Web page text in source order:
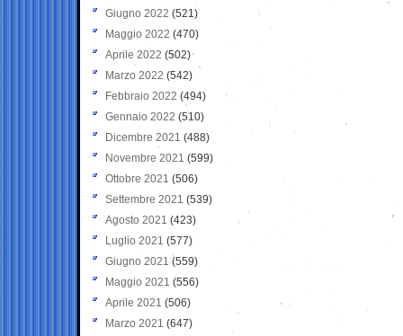
Giugno 2022 (521)
Maggio 2022 (470)
Aprile 2022 (502)
Marzo 2022 (542)
Febbraio 2022 (494)
Gennaio 2022 (510)
Dicembre 2021 (488)
Novembre 2021 (599)
Ottobre 2021 (506)
Settembre 2021 (539)
Agosto 2021 (423)
Luglio 2021 (577)
Giugno 2021(559)
Maggio 2021 (556)
Aprile 2021 (506)
Marzo 2021 (647)